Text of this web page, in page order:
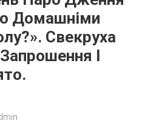
Домашніми
Свекруха
І